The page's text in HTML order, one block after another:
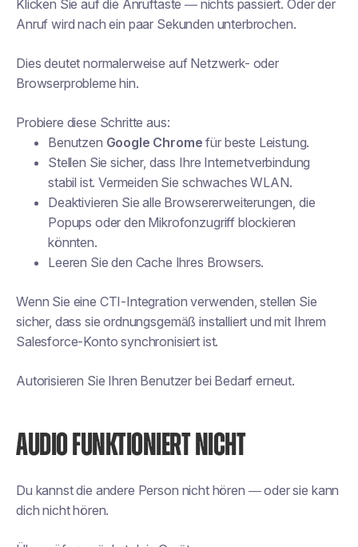
Klicken Sie auf die Anruftaste — nichts passiert. Oder der
Anruf wird nach ein paar Sekunden unterbrochen.
Dies deutet normalerweise auf Netzwerk- oder
Browserprobleme hin.
Probiere diese Schritte aus:
Benutzen Google Chrome für beste Leistung.
Stellen Sie sicher, dass Ihre Internetverbindung
stabil ist. Vermeiden Sie schwaches WLAN.
Deaktivieren Sie alle Browsererweiterungen, die
Popups oder den Mikrofonzugriff blockieren
könnten.
Leeren Sie den Cache Ihres Browsers.
Wenn Sie eine CTI-Integration verwenden, stellen Sie
sicher, dass sie ordnungsgemäß installiert und mit Ihrem
Salesforce-Konto synchronisiert ist.
Autorisieren Sie Ihren Benutzer bei Bedarf erneut.
AUDIO FUNKTIONIERT NICHT
Du kannst die andere Person nicht hören — oder sie kann
dich nicht hören.